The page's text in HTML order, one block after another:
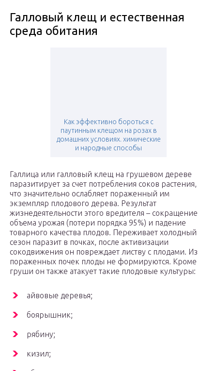
Галловый клещ и естественная
среда обитания
Как эффективно бороться с
паутинным клещом на розах в
домашних условиях. химические
и народные способы
Галлица или галловый клещ на грушевом дереве
паразитирует за счет потребления соков растения,
что значительно ослабляет пораженный им
экземпляр плодового дерева. Результат
жизнедеятельности этого вредителя – сокращение
объема урожая (потери порядка 95%) и падение
товарного качества плодов. Переживает холодный
сезон паразит в почках, после активизации
сокодвижения он повреждает листву с плодами. Из
пораженных почек плоды не формируются. Кроме
груши он также атакует такие плодовые культуры:
айвовые деревья;
боярышник;
рябину;
кизил;